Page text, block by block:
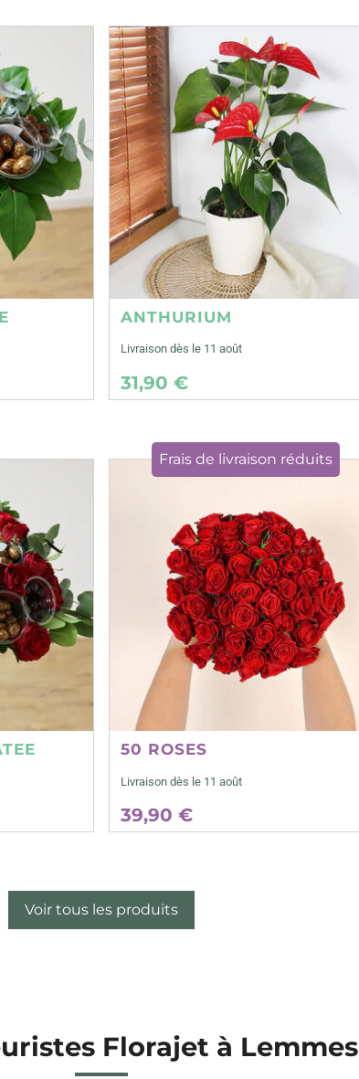
ANTHURIUM
Livraison dès le 11 août
31,90 €
Frais de livraison réduits
50 ROSES
Livraison dès le 11 août
39,90 €
Voir tous les produits
Florajet à Lemmes